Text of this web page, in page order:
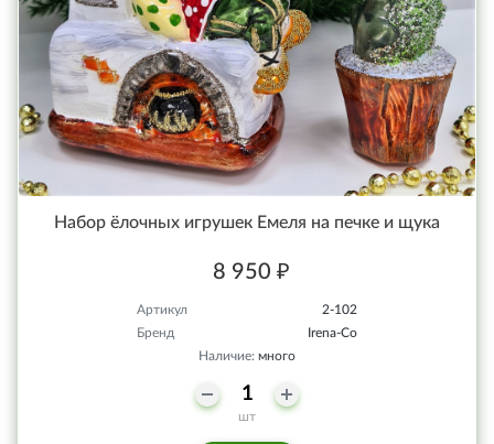
Набор ёлочных игрушек Емеля на печке и щука
8 950 ₽
Артикул
2-102
Бренд
Irena-Co
Наличие: много
шт